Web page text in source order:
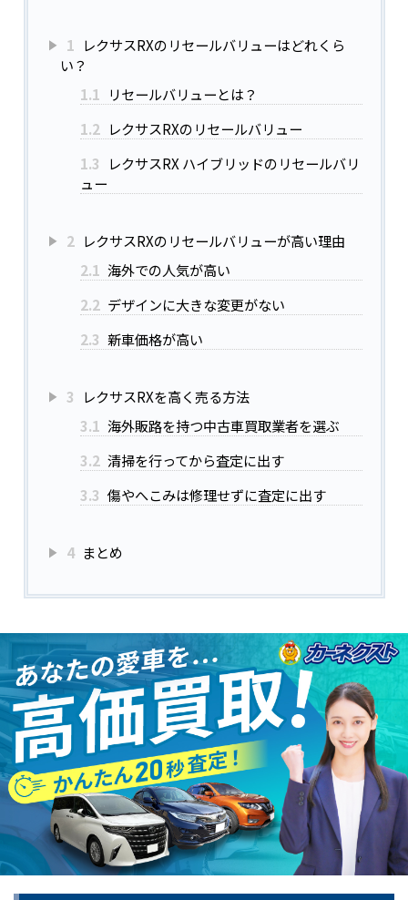
1 レクサスRXのリセールバリューはどれくら
い？
1.1 リセールバリューとは？
1.2 レクサスRXのリセールバリュー
1.3 レクサスRX ハイブリッドのリセールバリ
ュー
2 レクサスRXのリセールバリューが高い理由
2.1 海外での人気が高い
2.2 デザインに大きな変更がない
2.3 新車価格が高い
3 レクサスRXを高く売る方法
3.1 海外販路を持つ中古車買取業者を選ぶ
3.2 清掃を行ってから査定に出す
3.3 傷やへこみは修理せずに査定に出す
4 まとめ